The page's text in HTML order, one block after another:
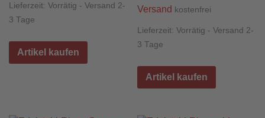
Lieferzeit: Vorrätig - Versand 2-
3 Tage
Artikel kaufen
Versand kostenfrei
Lieferzeit:Vorrätig - Versand 2-
3 Tage
Artikel kaufen